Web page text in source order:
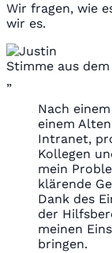
Wir fragen, wie
wir es.
Stimme aus dem
„
Nach
einem
Intranet,
Kollegen
mein
klärende
Dank des
der
meinen
bringen.